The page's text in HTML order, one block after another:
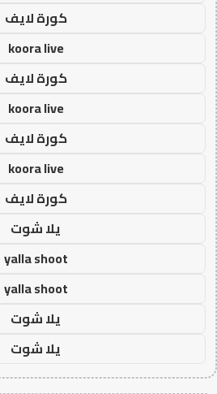
كورة لايف
koora live
كورة لايف
koora live
كورة لايف
koora live
كورة لايف
يلا شوت
yalla shoot
yalla shoot
يلا شوت
يلا شوت